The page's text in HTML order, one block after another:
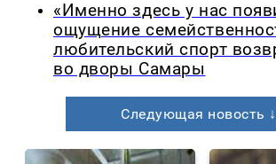
«Именно здесь у нас
ощущение
любительский спорт
во дворы Самары
Следующая новость ↓